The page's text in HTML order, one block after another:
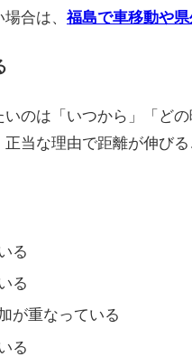
場合は、福島で車移動や
のは「いつから」「ど
当な理由で距離が伸び
る
る
が重なっている
る